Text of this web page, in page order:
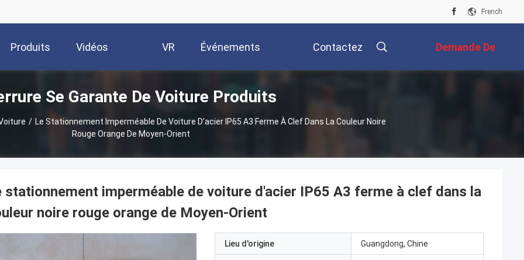
French
Produits Vidéos VR
Show
Événements Contactez Demande De
Soumission
Se Garante De Voiture Produits
/ Le Stationnement Imperméable De Voiture D'acier IP65 A3 Ferme À Clef Dans La Couleur Noire
Rouge Orange De Moyen-Orient
stationnement imperméable de voiture d'acier IP65 A3 ferme à clef dans la
noire rouge orange de Moyen-Orient
Lieu d'origine Guangdong, Chine